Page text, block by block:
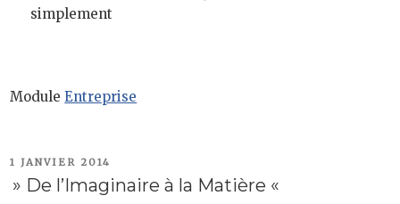
simplement
ModuleEntreprise
PUBLIÉ
1 JANVIER 2014
» De l’Imaginaire à la Matière «